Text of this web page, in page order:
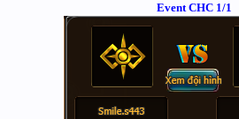
Event CHC 1/1